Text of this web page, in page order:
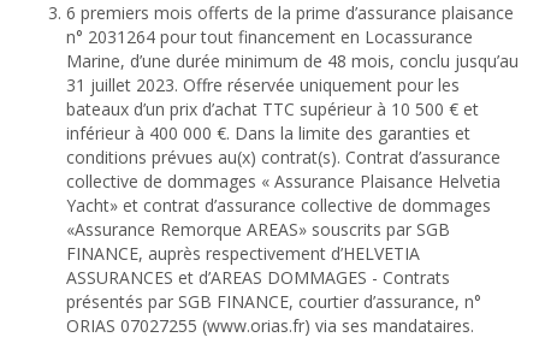
6 premiers mois offerts de la prime d’assurance plaisance
n° 2031264 pour tout financement en Locassurance
Marine, d’une durée minimum de 48 mois, conclu jusqu’au
31 juillet 2023. Offre réservée uniquement pour les
bateaux d’un prix d’achat TTC supérieur à 10 500 € et
inférieur à 400 000 €. Dans la limite des garanties et
conditions prévues au(x) contrat(s). Contrat d’assurance
collective de dommages « Assurance Plaisance Helvetia
Yacht» et contrat d’assurance collective de dommages
«Assurance Remorque AREAS» souscrits par SGB
FINANCE, auprès respectivement d’HELVETIA
ASSURANCES et d’AREAS DOMMAGES - Contrats
présentés par SGB FINANCE, courtier d’assurance, n°
ORIAS 07027255 (www.orias.fr) via ses mandataires.